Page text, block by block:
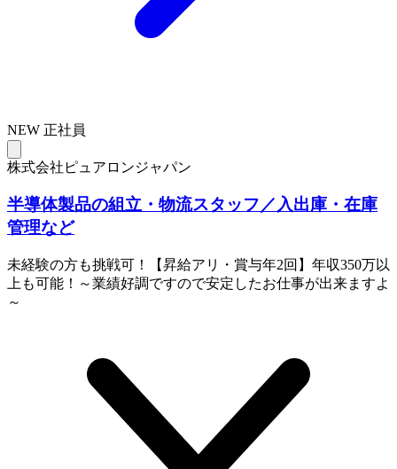
NEW 正社員
株式会社ピュアロンジャパン
半導体製品の組立・物流スタッフ／入出庫・在庫
管理など
未経験の方も挑戦可！【昇給アリ・賞与年2回】年収350万以
上も可能！～業績好調ですので安定したお仕事が出来ますよ
～